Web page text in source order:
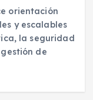
orientación
y escalables
la seguridad
de